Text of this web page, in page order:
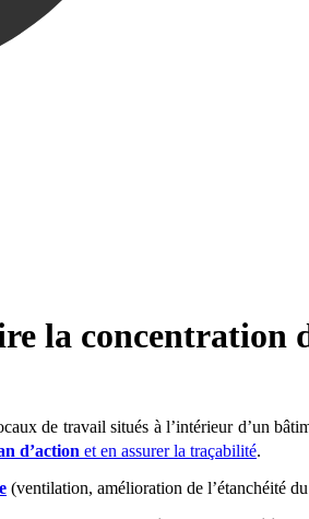
la concentration
de travail situés à l’intérieur d’un
d’action et en assurer la traçabilité.
(ventilation, amélioration de l’étanchéité